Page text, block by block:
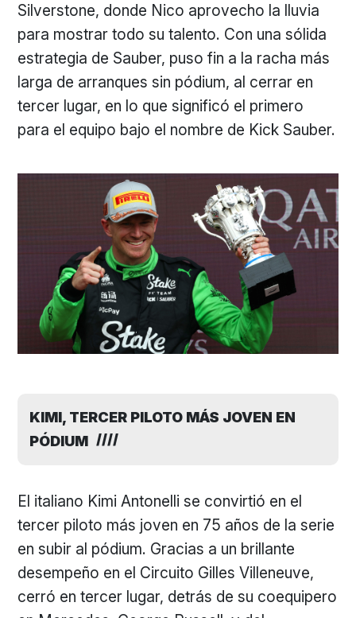
Silverstone, donde Nico aprovecho la lluvia
para mostrar todo su talento. Con una sólida
estrategia de Sauber, puso fin a la racha más
larga de arranques sin pódium, al cerrar en
tercer lugar, en lo que significó el primero
para el equipo bajo el nombre de Kick Sauber.
KIMI, TERCER PILOTO MÁS JOVEN EN
PÓDIUM
El italiano Kimi Antonelli se convirtió en el
tercer piloto más joven en 75 años de la serie
en subir al pódium. Gracias a un brillante
desempeño en el Circuito Gilles Villeneuve,
cerró en tercer lugar, detrás de su coequipero